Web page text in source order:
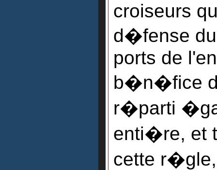
croiseurs
d�fense
ports de
b�n�fice
r�parti
enti�re, et
cette